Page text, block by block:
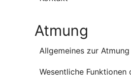
Atmung
Allgemeines zur
Wesentliche Funktionen